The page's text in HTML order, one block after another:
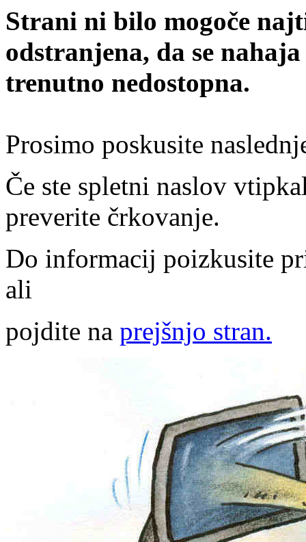
Strani ni bilo mogoče
odstranjena, da se
trenutno nedostopna.
Prosimo poskusite
Če ste spletni naslov
preverite črkovanje.
Do informacij poizkusite
ali
pojdite na prejšnjo stran.